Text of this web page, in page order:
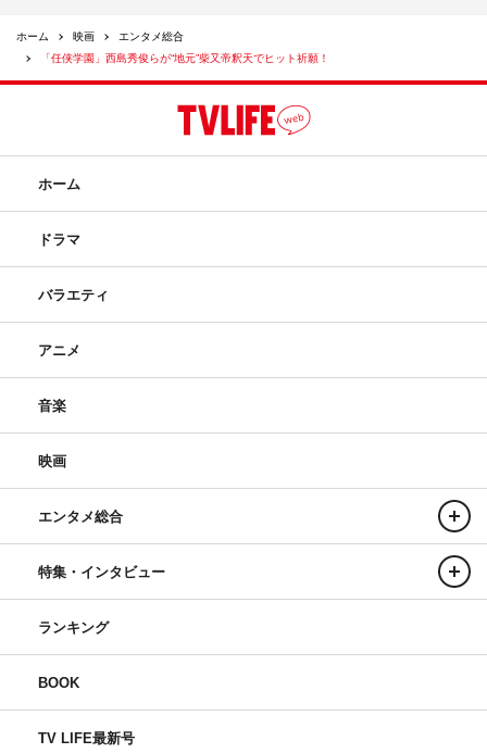
ホーム 映画
エンタメ総合
「任侠学園」西島秀俊らが“地元”柴又帝釈天でヒット祈願！
ホーム
ドラマ
バラエティ
アニメ
音楽
映画
エンタメ総合
特集・インタビュー
ランキング
BOOK
TV LIFE最新号